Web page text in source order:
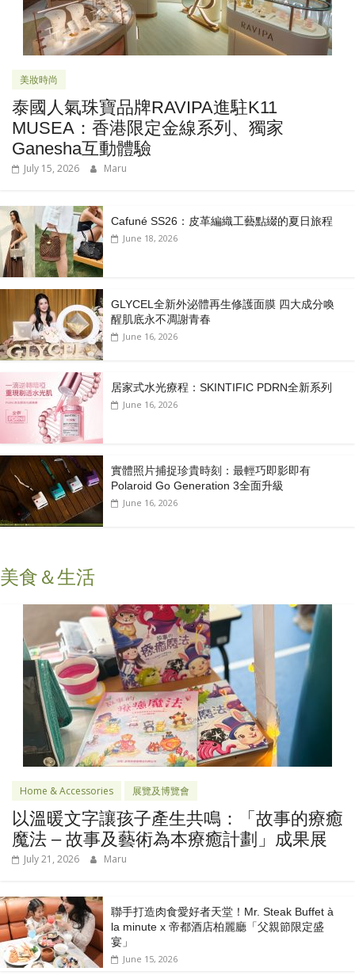
美妝時尚
泰國人氣珠寶品牌RAVIPA進駐K11
MUSEA：香港限定金線系列、獨家
Ganesha互動體驗
July 15, 2026 Maru
Cafuné SS26：皮革編織工藝點綴的夏日旅程
June 18, 2026
GLYCEL全新外泌體再生修護面膜 四大成分喚
醒肌底永不凋謝青春
June 16, 2026
居家式水光療程：SKINTIFIC PDRN全新系列
June 16, 2026
實體照片捕捉珍貴時刻：最輕巧即影即有
Polaroid Go Generation 3全面升級
June 16, 2026
美食＆生活
Home & Accessories 展覽及博覽會
以溫暖文字讓孩子產生共鳴：「故事的療癒
魔法 – 故事及藝術為本療癒計劃」成果展
July 21, 2026 Maru
聯手打造肉食愛好者天堂！Mr. Steak Buffet à
la minute x 帝都酒店柏麗廳「⽗親節限定盛
宴」
June 15, 2026